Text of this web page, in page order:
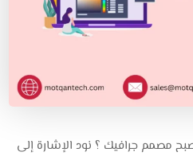
مصمم جرافيك ؟ نود الإشارة إلى